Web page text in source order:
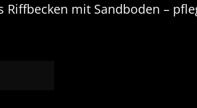
mit Sandboden –